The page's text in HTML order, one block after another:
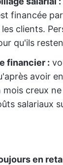
financée
clients.
qu'ils
financier :
avoir
mois creux
salariaux
en